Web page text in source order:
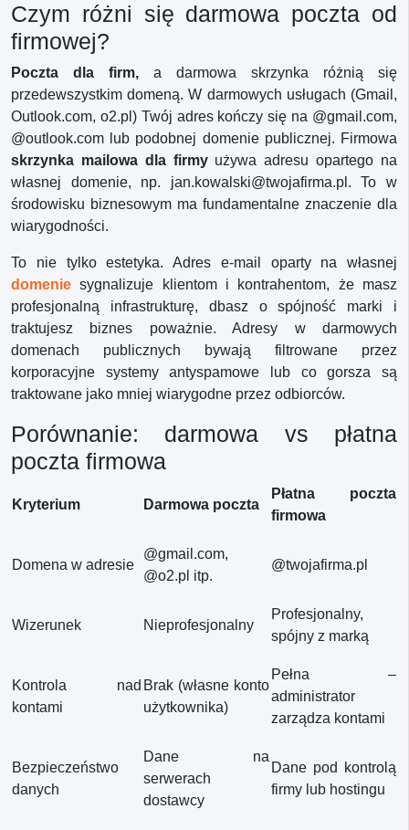
Czym różni się darmowa poczta od
firmowej?
Poczta dla firm, a darmowa skrzynka różnią się
przedewszystkim domeną. W darmowych usługach (Gmail,
Outlook.com, o2.pl) Twój adres kończy się na @gmail.com,
@outlook.com lub podobnej domenie publicznej. Firmowa
skrzynka mailowa dla firmyużywa adresu opartego na
własnej domenie, np. jan.kowalski@twojafirma.pl. To w
środowisku biznesowym ma fundamentalne znaczenie dla
wiarygodności.
To nie tylko estetyka. Adres e-mail oparty na własnej
domenie sygnalizuje klientom i kontrahentom, że masz
profesjonalną infrastrukturę, dbasz o spójność marki i
traktujesz biznes poważnie. Adresy w darmowych
domenach publicznych bywają filtrowane przez
korporacyjne systemy antyspamowe lub co gorsza są
traktowane jako mniej wiarygodne przez odbiorców.
Porównanie: darmowa vs płatna
poczta firmowa
Kryterium Darmowa poczta
Płatna poczta
firmowa
Domena w adresie
@gmail.com,
@o2.pl itp.
@twojafirma.pl
Wizerunek Nieprofesjonalny
Profesjonalny,
spójny z marką
Kontrola nad
kontami
Brak (własne konto
użytkownika)
Pełna –
administrator
zarządza kontami
Bezpieczeństwo
danych
Dane na
serwerach
dostawcy
Dane pod kontrolą
firmy lub hostingu